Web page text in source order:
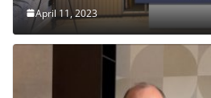
April 11, 2023